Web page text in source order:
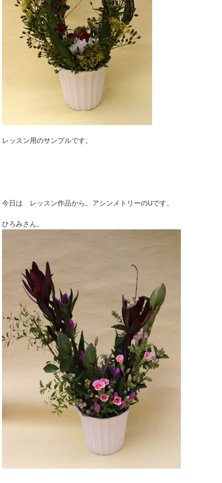
レッスン用のサンプルです。
今日は レッスン作品から。アシンメトリーのUです。
ひろみさん。